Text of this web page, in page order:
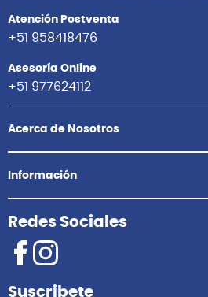
Atención Postventa
+51 958418476
Asesoría Online
+51 977624112
Acerca de Nosotros
Información
Redes Sociales
Suscribete